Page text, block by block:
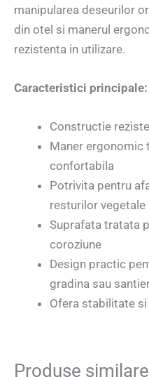
manipularea deseurilor
din otel si manerul
rezistenta in utilizare.
Caracteristici principale:
Constructie
Maner ergonomic
confortabila
Potrivita pentru
resturilor vegetale
Suprafata tratata
coroziune
Design practic
gradina sau
Ofera stabilitate
Produse similare